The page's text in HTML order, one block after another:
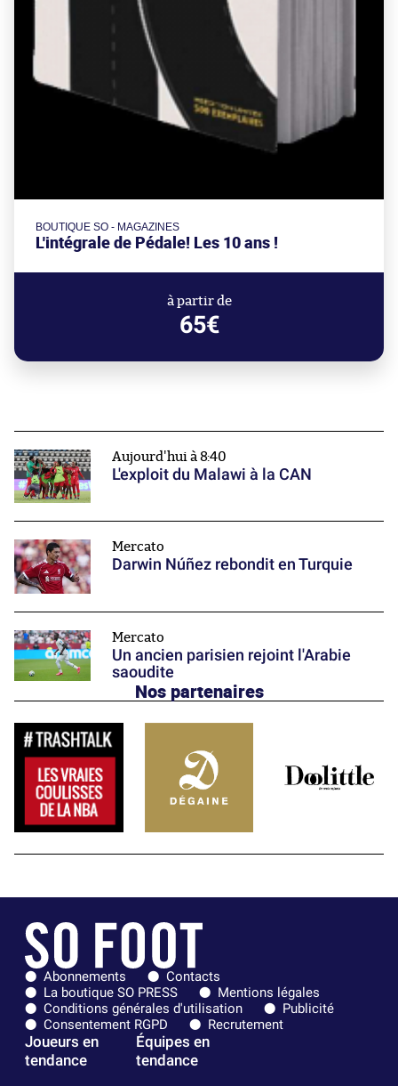
BOUTIQUE SO - MAGAZINES
L'intégrale de Pédale! Les 10 ans !
à partir de
65€
Aujourd'hui à 8:40
L'exploit du Malawi à la CAN
Mercato
Darwin Núñez rebondit en Turquie
Mercato
Un ancien parisien rejoint l'Arabie
saoudite
Nos partenaires
Abonnements
Contacts
La boutique SO PRESS
Mentions légales
Conditions générales d'utilisation
Publicité
Consentement RGPD
Recrutement
Joueurs en
tendance
Équipes en
tendance